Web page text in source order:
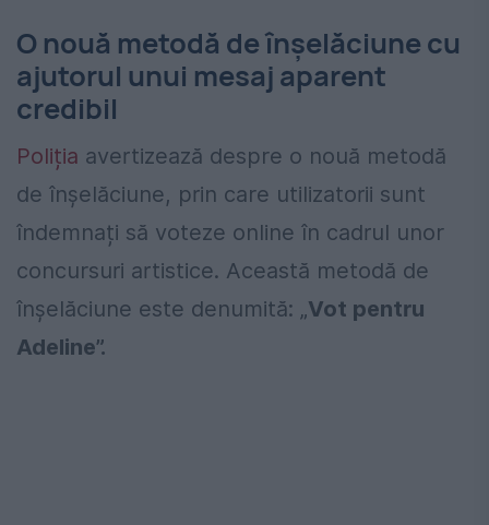
O nouă metodă de înșelăciune cu
ajutorul unui mesaj aparent
credibil
Poliția avertizează despre o nouă metodă
de înșelăciune, prin care utilizatorii sunt
îndemnați să voteze online în cadrul unor
concursuri artistice. Această metodă de
înșelăciune este denumită: „Vot pentru
Adeline”.